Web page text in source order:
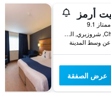
أرمز
ممتاز 9.1
Church Road, شروزبري, المملكة المتحدة
عرض الصفقة